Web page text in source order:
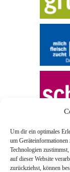
Um dir ein optimales
um Geräteinformationen
Technologien
auf dieser Website
zurückziehst, können